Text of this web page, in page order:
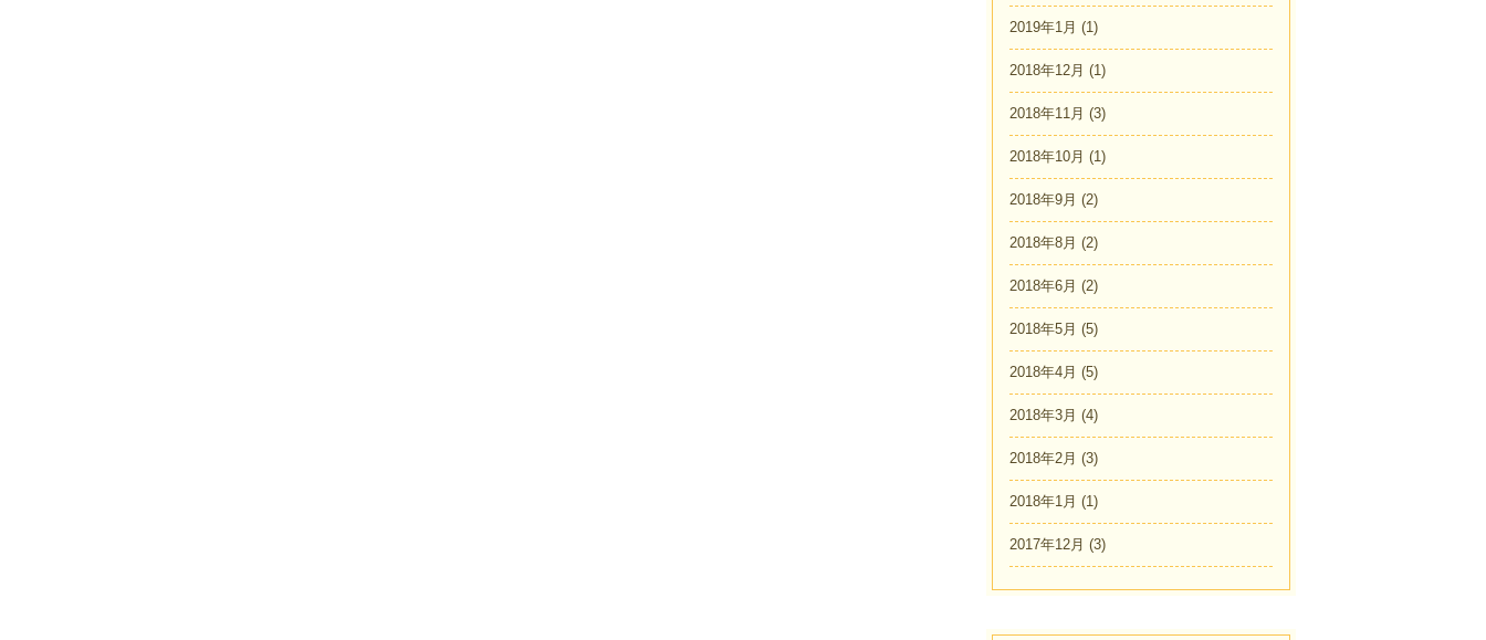
2019年1月 (1)
2018年12月 (1)
2018年11月 (3)
2018年10月 (1)
2018年9月 (2)
2018年8月 (2)
2018年6月 (2)
2018年5月 (5)
2018年4月 (5)
2018年3月 (4)
2018年2月 (3)
2018年1月 (1)
2017年12月 (3)